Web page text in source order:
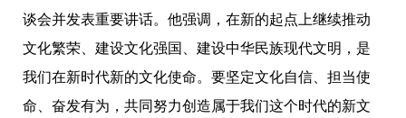
谈会并发表重要讲话。他强调，在新的起点上继续推动
文化繁荣、建设文化强国、建设中华民族现代文明，是
我们在新时代新的文化使命。要坚定文化自信、担当使
命、奋发有为，共同努力创造属于我们这个时代的新文